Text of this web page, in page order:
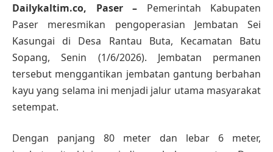
Dailykaltim.co, Paser – Pemerintah Kabupaten
Paser meresmikan pengoperasian Jembatan Sei
Kasungai di Desa Rantau Buta, Kecamatan Batu
Sopang, Senin (1/6/2026). Jembatan permanen
tersebut menggantikan jembatan gantung berbahan
kayu yang selama ini menjadi jalur utama masyarakat
setempat.
Dengan panjang 80 meter dan lebar 6 meter,